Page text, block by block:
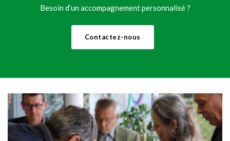
Besoin d’un accompagnement personnalisé ?
Contactez-nous